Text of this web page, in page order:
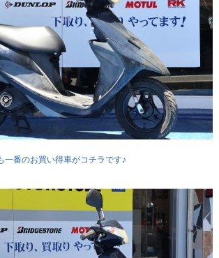
一番のお買い得車がコチラです♪